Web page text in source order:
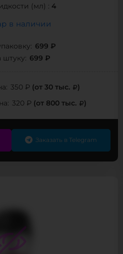
(мл) : 4
в наличии
699 ₽
штуку: 699 ₽
350 ₽ (от 30 тыс. )
320 ₽ (от 800 тыс. )
Заказать в Telegram